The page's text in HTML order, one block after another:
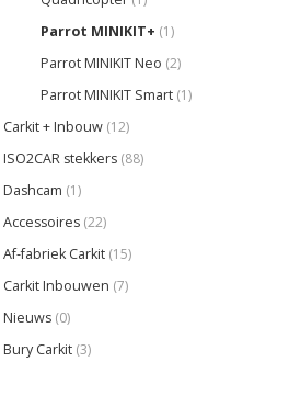
Parrot MINIKIT+ (1)
Parrot MINIKIT Neo (2)
Parrot MINIKIT Smart (1)
Carkit + Inbouw (12)
ISO2CAR stekkers (88)
Dashcam (1)
Accessoires (22)
Af-fabriek Carkit (15)
Carkit Inbouwen (7)
Nieuws (0)
Bury Carkit (3)